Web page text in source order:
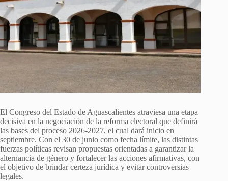
El Congreso del Estado de Aguascalientes atraviesa una etapa
decisiva en la negociación de la reforma electoral que definirá
las bases del proceso 2026-2027, el cual dará inicio en
septiembre. Con el 30 de junio como fecha límite, las distintas
fuerzas políticas revisan propuestas orientadas a garantizar la
alternancia de género y fortalecer las acciones afirmativas, con
el objetivo de brindar certeza jurídica y evitar controversias
legales.